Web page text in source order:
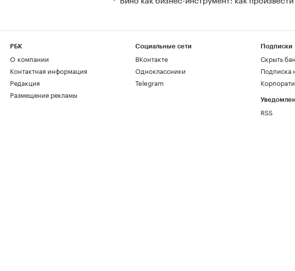
РБК
О компании
Контактная информация
Редакция
Размещение рекламы
Социальные сети
ВКонтакте
Одноклассники
Telegram
Подписки
Скрыть
Подписка
RSS